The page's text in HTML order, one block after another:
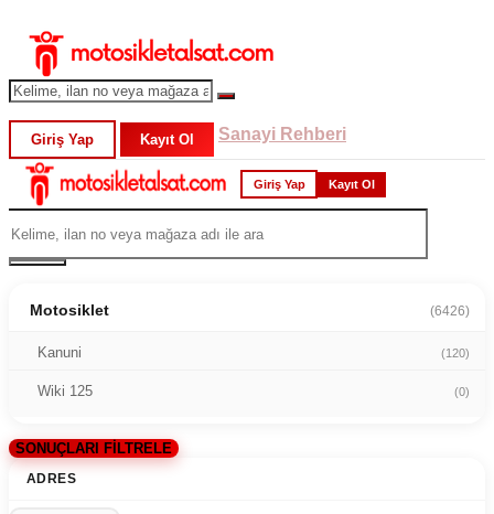
Giriş Yap Kayıt Ol Sanayi Rehberi
Giriş Yap Kayıt Ol
Motosiklet (6426)
Kanuni (120)
Wiki 125 (0)
SONUÇLARI FİLTRELE
ADRES